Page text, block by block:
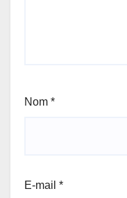
Nom *
E-mail *